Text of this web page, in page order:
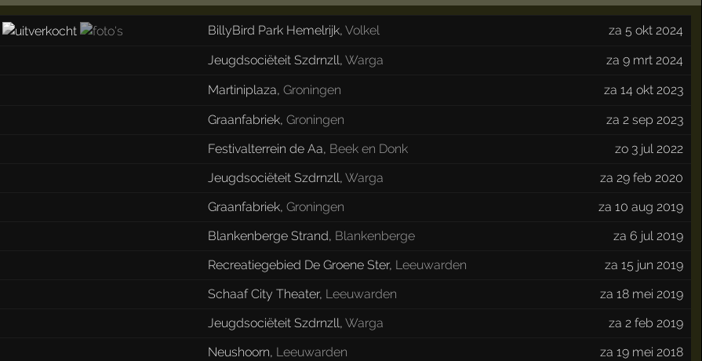
BillyBird Park Hemelrijk,Volkel
za 5 okt 2024
Jeugdsociëteit Szdrnzll,Warga
za 9 mrt 2024
Martiniplaza,Groningen
za 14 okt 2023
Graanfabriek,Groningen
za 2 sep 2023
Festivalterrein de Aa, Beek en Donk
zo 3 jul 2022
Jeugdsociëteit Szdrnzll,Warga
za 29 feb 2020
Graanfabriek,Groningen
za 10 aug 2019
Blankenberge Strand, Blankenberge
za 6 jul 2019
Recreatiegebied De Groene Ster, Leeuwarden
za 15 jun 2019
Schaaf City Theater, Leeuwarden
za 18 mei 2019
Jeugdsociëteit Szdrnzll,Warga
za 2 feb 2019
Neushoorn, Leeuwarden
za 19 mei 2018